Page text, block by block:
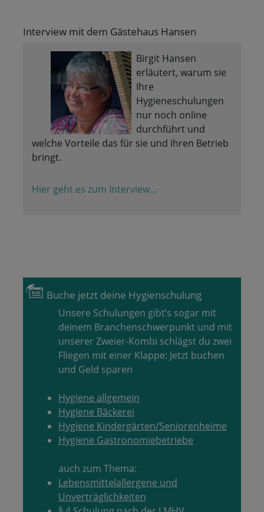
Interview mit dem Gästehaus Hansen
Birgit Hansen
erläutert, warum sie
Ihre
Hygieneschulungen
nur noch online
durchführt und
welche Vorteile das für sie und ihren Betrieb
bringt.
Hier geht es zum Interview...
Buche jetzt deine Hygienschulung
Unsere Schulungen gibt’s sogar mit
deinem Branchenschwerpunkt und mit
unserer Zweier-Kombi schlägst du zwei
Fliegen mit einer Klappe: Jetzt buchen
und Geld sparen
Hygiene allgemein
Hygiene Bäckerei
Hygiene Kindergärten/Seniorenheime
Hygiene Gastronomiebetriebe
auch zum Thema:
Lebensmittelallergene und
Unverträglichkeiten